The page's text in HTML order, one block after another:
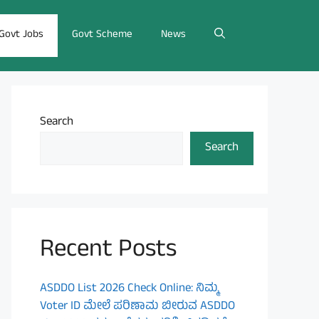
Jobs Govt Scheme News
Search
Search
Recent Posts
ASDDO List 2026 Check Online: ನಿಮ್ಮ
Voter ID ಮೇಲೆ ಪರಿಣಾಮ ಬೀರುವ ASDDO